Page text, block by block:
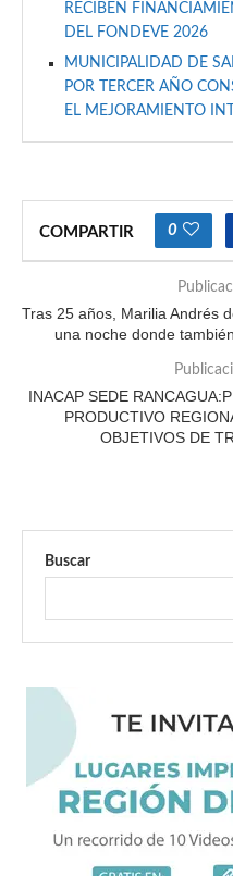
RECIBEN
DEL FONDEVE 2026
MUNICIPALIDAD DE
POR TERCER AÑO
EL MEJORAMIENTO
COMPARTIR 0
Tras 25 años, Marilia Andrés
una noche donde
INACAP SEDE
PRODUCTIVO
OBJETIVOS DE
Buscar